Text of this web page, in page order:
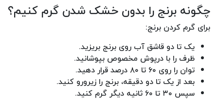
چگونه برنج را بدون خشک شدن گرم کنیم؟
برای گرم کردن برنج:
یک تا دو قاشق آب روی برنج بریزید.
ظرف را با درپوش مخصوص بپوشانید.
توان را روی ۶۰ تا ۸۰ درصد قرار دهید.
بعد از یک تا دو دقیقه، برنج را زیرورو کنید.
سپس ۳۰ تا ۶۰ ثانیه دیگر گرم کنید.